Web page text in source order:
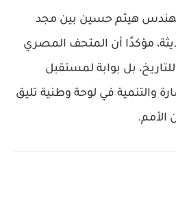
هيثم حسين بين مجد
مؤكدًا أن المتحف المصري
بل بوابة لمستقبل
والتنمية في لوحة وطنية تليق
الأمم.